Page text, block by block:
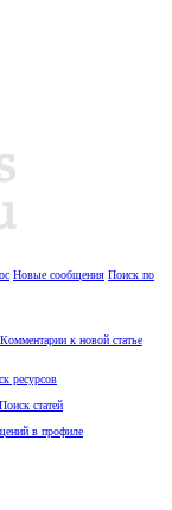
Новые сообщения Поиск по
Комментарии к новой статье
ресурсов
Поиск статей
в профиле